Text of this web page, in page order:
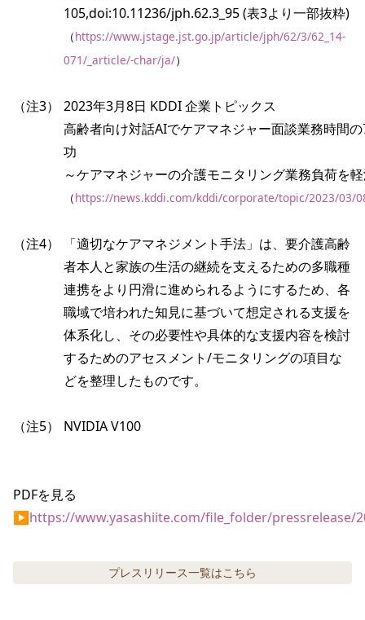
105,doi:10.11236/jph.62.3_95 (表3より一部抜粋)
（https://www.jstage.jst.go.jp/article/jph/62/3/62_14-
071/_article/-char/ja/）
（注3）
2023年3月8日 KDDI 企業トピックス
高齢者向け対話AIでケアマネジャー面談業務時間
功
～ケアマネジャーの介護モニタリング業務負荷を
（https://news.kddi.com/kddi/corporate/topic/2023/03/
（注4）
「適切なケアマネジメント手法」は、要介護高齢
者本人と家族の生活の継続を支えるための多職種
連携をより円滑に進められるようにするため、各
職域で培われた知見に基づいて想定される支援を
体系化し、その必要性や具体的な支援内容を検討
するためのアセスメント/モニタリングの項目な
どを整理したものです。
（注5） NVIDIA V100
PDFを見る
▶https://www.yasashiite.com/file_folder/pressrelease/
プレスリリース一覧はこちら